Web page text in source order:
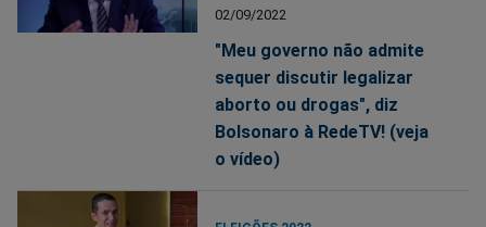
02/09/2022
"Meu governo não admite
sequer discutir legalizar
aborto ou drogas", diz
Bolsonaro à RedeTV! (veja
o vídeo)